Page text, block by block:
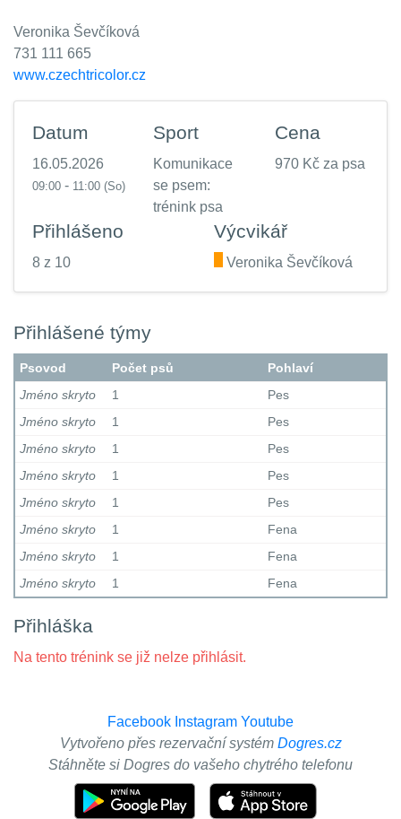
Veronika Ševčíková
731 111 665
www.czechtricolor.cz
Datum
16.05.2026
09:00 - 11:00 (So)
Sport
Komunikace
se psem:
trénink psa
Cena
970 Kč za psa
Přihlášeno
8 z 10
Výcvikář
Veronika Ševčíková
Přihlášené týmy
Psovod Počet psů
Pohlaví
Jméno skryto
1
Pes
Jméno skryto
1
Pes
Jméno skryto
1
Pes
Jméno skryto
1
Pes
Jméno skryto
1
Pes
Jméno skryto
1
Fena
Jméno skryto
1
Fena
Jméno skryto
1 Fena
Přihláška
Na tento trénink se již nelze přihlásit.
Facebook Instagram Youtube
Vytvořeno přes rezervační systém Dogres.cz
Stáhněte si Dogres do vašeho chytrého telefonu